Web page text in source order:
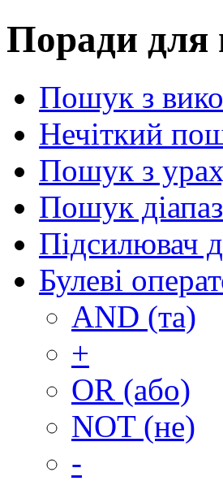
Поради для
Пошук з
Нечіткий
Пошук з
Пошук
Підсилювач
Булеві
AND (та)
+
OR (або)
NOT (не)
-